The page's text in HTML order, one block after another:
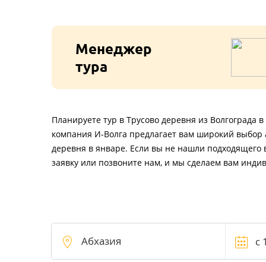
Менеджер
тура
Планируете тур в Трусово деревня из Волгограда
компания И-Волга предлагает вам широкий выбор
деревня в январе. Если вы не нашли подходящего
заявку или позвоните нам, и мы сделаем вам